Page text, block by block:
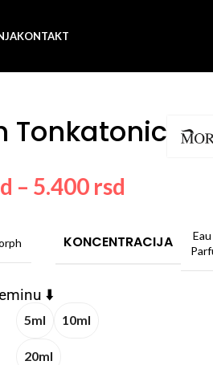
KONTAKT
Tonkatonic
– 5.400 rsd
KONCENTRACIJA
⬇️
5ml 10ml
20ml